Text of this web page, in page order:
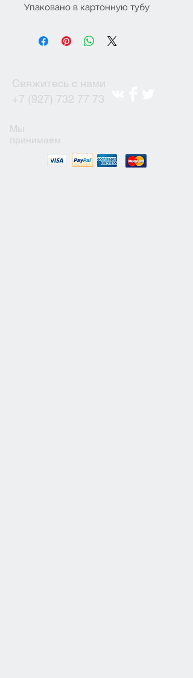
Упаковано в картонную тубу
Свяжитесь с нами
+7 (927) 732 77 73
Мы
принимаем